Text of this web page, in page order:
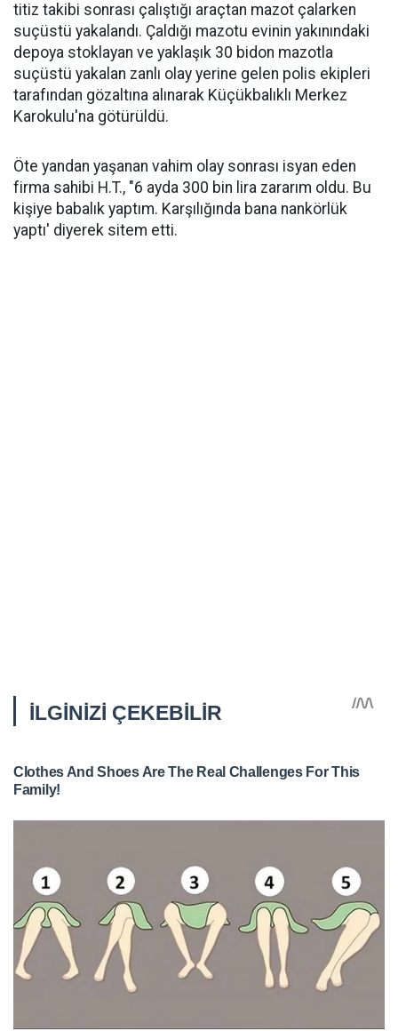
titiz takibi sonrası çalıştığı araçtan mazot çalarken
suçüstü yakalandı. Çaldığı mazotu evinin yakınındaki
depoya stoklayan ve yaklaşık 30 bidon mazotla
suçüstü yakalan zanlı olay yerine gelen polis ekipleri
tarafından gözaltına alınarak Küçükbalıklı Merkez
Karokulu'na götürüldü.
Öte yandan yaşanan vahim olay sonrası isyan eden
firma sahibi H.T., "6 ayda 300 bin lira zararım oldu. Bu
kişiye babalık yaptım. Karşılığında bana nankörlük
yaptı' diyerek sitem etti.